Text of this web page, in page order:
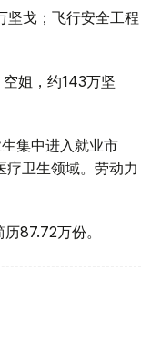
坚戈；飞行安全工程
姐，约143万坚
集中进入就业市
卫生领域。劳动力
87.72万份。